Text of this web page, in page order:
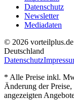
Datenschutz
Newsletter
Mediadaten
© 2026
Deutschland
Datenschutz
* Alle Preise inkl.
Änderung der
angezeigten